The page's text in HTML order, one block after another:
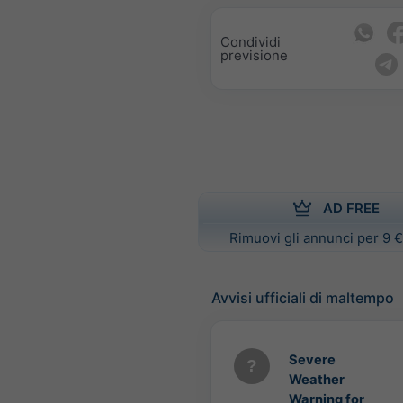
Condividi
previsione
AD FREE
Rimuovi gli annunci per 9
Avvisi ufficiali di maltempo
Severe
Weather
Warning for